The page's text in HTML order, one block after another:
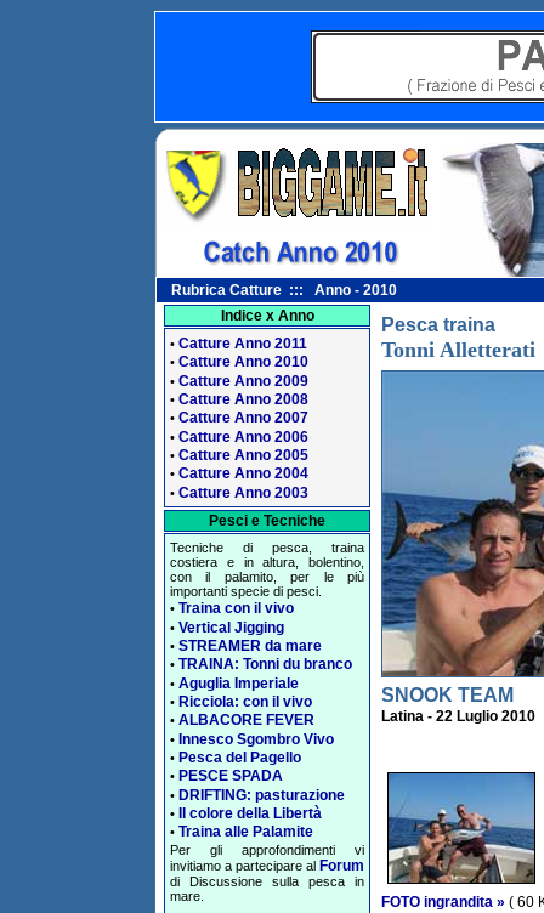
Rubrica Catture ::: Anno - 2010
Indice x Anno
• Catture Anno 2011
• Catture Anno 2010
• Catture Anno 2009
• Catture Anno 2008
• Catture Anno 2007
• Catture Anno 2006
• Catture Anno 2005
• Catture Anno 2004
• Catture Anno 2003
Pesci e Tecniche
Tecniche di pesca, traina
costiera e in altura, bolentino,
con il palamito, per le più
importanti specie di pesci.
• Traina con il vivo
• Vertical Jigging
• STREAMER da mare
• TRAINA: Tonni du branco
• Aguglia Imperiale
• Ricciola: con il vivo
• ALBACORE FEVER
• Innesco Sgombro Vivo
• Pesca del Pagello
• PESCE SPADA
• DRIFTING: pasturazione
• Il colore della Libertà
• Traina alle Palamite
Per gli approfondimenti vi
invitiamo a partecipare al Forum
di Discussione sulla pesca in
mare.
Pesca traina
Tonni Alletterati
SNOOK TEAM
Latina - 22 Luglio 2010
FOTO ingrandita » ( 60